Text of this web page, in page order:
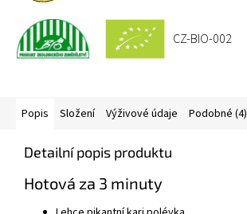
CZ-BIO-002
Popis Složení Výživové údaje Podobné (4)
Detailní popis produktu
Hotová za 3 minuty